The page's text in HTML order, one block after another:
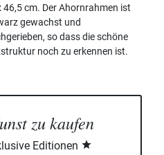
46,5 cm. Der Ahornrahmen ist
gewachst und
so dass die schöne
noch zu erkennen ist.
zu kaufen
Editionen